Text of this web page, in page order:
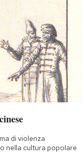
di violenza
nella cultura popolare